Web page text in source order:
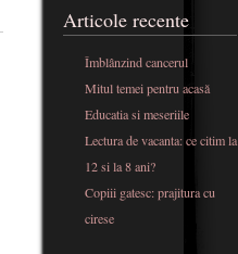
Articole recente
Îmblânzind cancerul
Mitul temei pentru acasă
Educatia si meseriile
Lectura de vacanta: ce citim la
12 si la 8 ani?
Copiii gatesc: prajitura cu
cirese